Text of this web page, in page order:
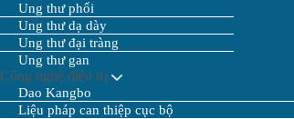
Ung thư phổi
Ung thư dạ dày
Ung thư đại tràng
Ung thư gan
Công nghệ điều trị
Dao Kangbo
Liệu pháp can thiệp cục bộ